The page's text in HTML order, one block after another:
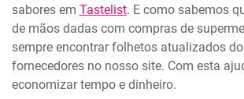
sabores em Tastelist. E como sabemos
de mãos dadas com compras de
sempre encontrar folhetos atualizados
fornecedores no nosso site. Com esta
economizar tempo e dinheiro.